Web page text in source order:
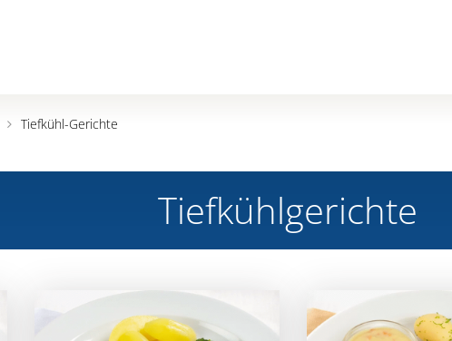
Tiefkühl-Gerichte
Tiefkühlgerichte